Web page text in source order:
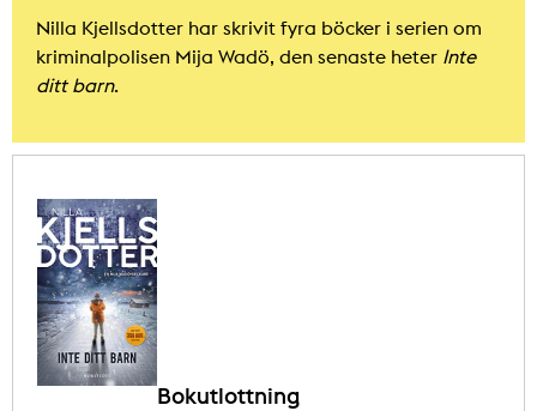
Nilla Kjellsdotter har skrivit fyra böcker i serien om
kriminalpolisen Mija Wadö, den senaste heter Inte
ditt barn.
Bokutlottning